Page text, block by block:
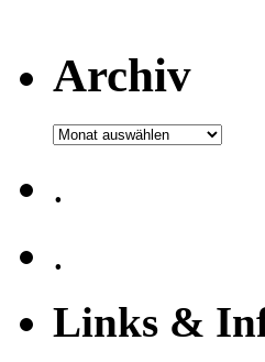
Archiv
Archiv
.
.
Links &